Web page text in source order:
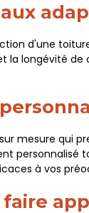
d'une
longévité
mesure qui
à vos